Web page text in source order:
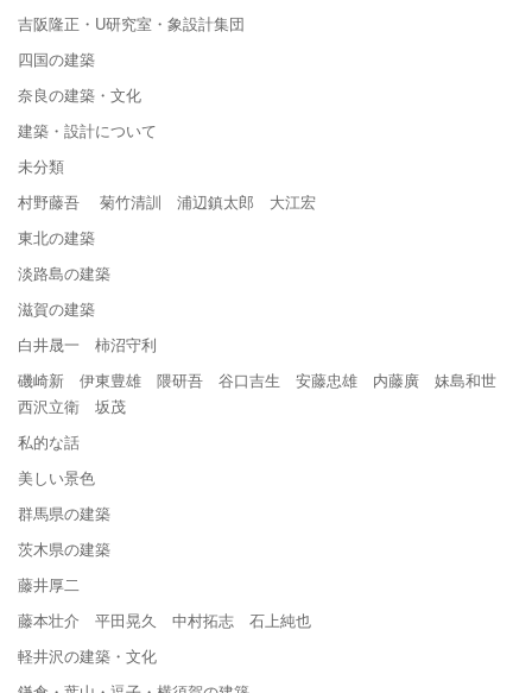
吉阪隆正・U研究室・象設計集団
四国の建築
奈良の建築・文化
建築・設計について
未分類
村野藤吾 菊竹清訓 浦辺鎮太郎 大江宏
東北の建築
淡路島の建築
滋賀の建築
白井晟一 柿沼守利
磯崎新 伊東豊雄 隈研吾 谷口吉生 安藤忠雄 内藤廣 妹島和世
西沢立衛 坂茂
私的な話
美しい景色
群馬県の建築
茨木県の建築
藤井厚二
藤本壮介 平田晃久 中村拓志 石上純也
軽井沢の建築・文化